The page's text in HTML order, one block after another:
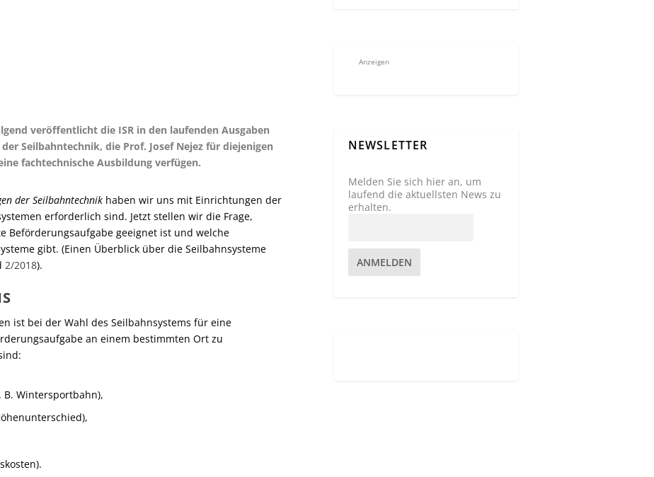
veröffentlicht die ISR in den laufenden Ausgaben
Seilbahntechnik, die Prof. Josef Nejez für diejenigen
fachtechnische Ausbildung verfügen.
der Seilbahntechnik haben wir uns mit Einrichtungen der
erforderlich sind. Jetzt stellen wir die Frage,
Beförderungsaufgabe geeignet ist und welche
gibt. (Einen Überblick über die Seilbahnsysteme
2/2018).
ist bei der Wahl des Seilbahnsystems für eine
an einem bestimmten Ort zu
B. Wintersportbahn),
Anzeigen
NEWSLETTER
Melden Sie sich hier an, um
laufend die aktuellsten News zu
erhalten.
ANMELDEN